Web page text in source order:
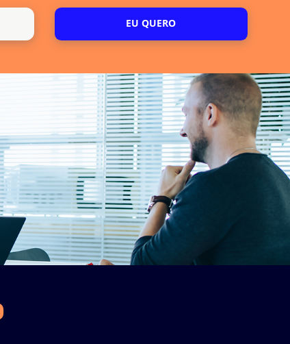
EU QUERO